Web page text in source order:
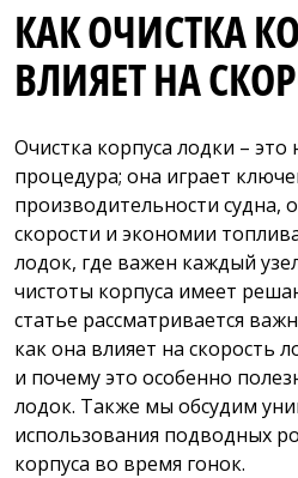
КАК ОЧИСТКА
ВЛИЯЕТ НА
Очистка корпуса лодки – это
процедура; она играет
производительности судна,
скорости и экономии
лодок, где важен каждый
чистоты корпуса имеет
статье рассматривается
как она влияет на скорость
и почему это особенно
лодок. Также мы обсудим
использования подводных
корпуса во время гонок.